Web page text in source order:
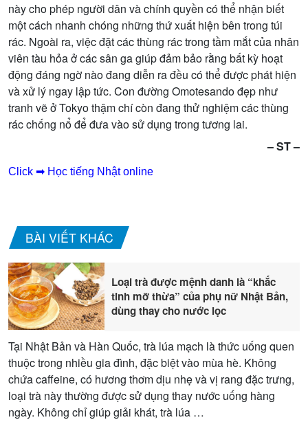
này cho phép người dân và chính quyền có thể nhận biết
một cách nhanh chóng những thứ xuất hiện bên trong túi
rác. Ngoài ra, việc đặt các thùng rác trong tầm mắt của nhân
viên tàu hỏa ở các sân ga giúp đảm bảo rằng bất kỳ hoạt
động đáng ngờ nào đang diễn ra đều có thể được phát hiện
và xử lý ngay lập tức. Con đường Omotesando đẹp như
tranh vẽ ở Tokyo thậm chí còn đang thử nghiệm các thùng
rác chống nổ để đưa vào sử dụng trong tương lai.
– ST –
Click ➡ Học tiếng Nhật online
BÀI VIẾT KHÁC
Loại trà được mệnh danh là “khắc
tinh mỡ thừa” của phụ nữ Nhật Bản,
dùng thay cho nước lọc
Tại Nhật Bản và Hàn Quốc, trà lúa mạch là thức uống quen
thuộc trong nhiều gia đình, đặc biệt vào mùa hè. Không
chứa caffeine, có hương thơm dịu nhẹ và vị rang đặc trưng,
loại trà này thường được sử dụng thay nước uống hàng
ngày. Không chỉ giúp giải khát, trà lúa …